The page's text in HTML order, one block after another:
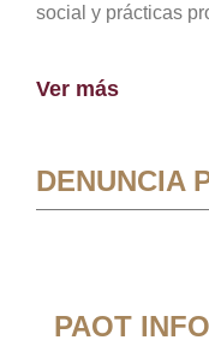
social y prácticas
Ver más
DENUNCIA
PAOT